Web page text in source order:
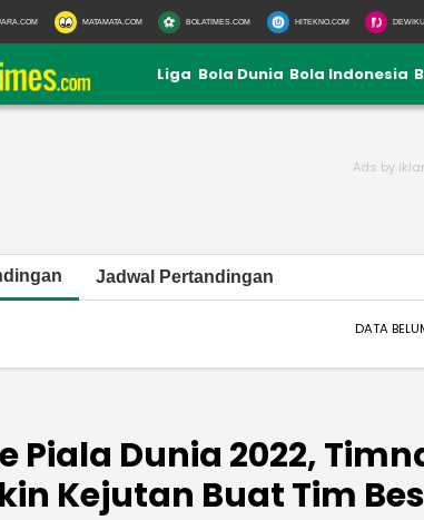
MATAMATA.COM BOLATIMES.COM HITEKNO.COM
Liga Bola Dunia Bola Indonesia
Jadwal Pertandingan
DATA
Piala Dunia 2022,
Kejutan Buat Tim